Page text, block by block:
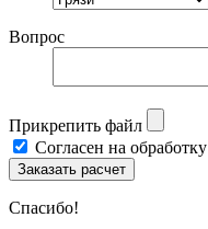
Вопрос
Прикрепить файл
Согласен на обработку
Спасибо!